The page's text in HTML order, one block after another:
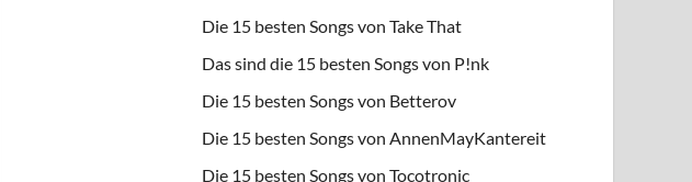
Die 15 besten Songs von Take That
Das sind die 15 besten Songs von P!nk
Die 15 besten Songs von Betterov
Die 15 besten Songs von AnnenMayKantereit
Die 15 besten Songs von Tocotronic